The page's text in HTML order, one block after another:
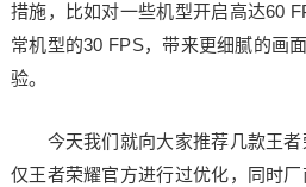
措施，比如对一些机型开启高达60
常机型的30 FPS，带来更细腻的画
验。
今天我们就向大家推荐几款王者
仅王者荣耀官方进行过优化，同时